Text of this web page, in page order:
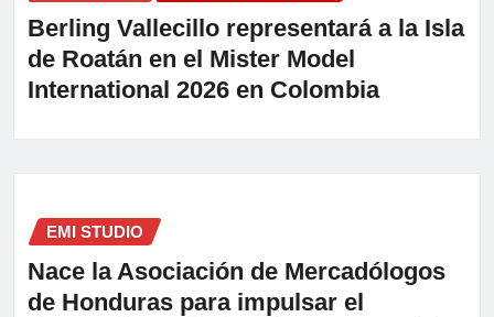
Berling Vallecillo representará a la Isla
de Roatán en el Mister Model
International 2026 en Colombia
EMI STUDIO
Nace la Asociación de Mercadólogos
de Honduras para impulsar el